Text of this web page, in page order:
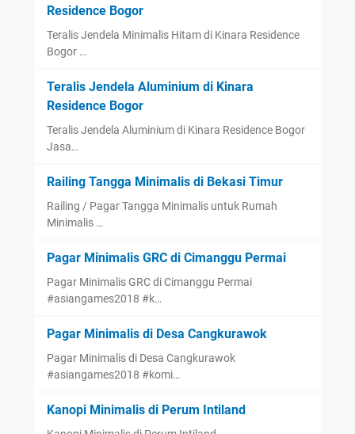
Residence Bogor
Teralis Jendela Minimalis Hitam di Kinara Residence
Bogor …
Teralis Jendela Aluminium di Kinara
Residence Bogor
Teralis Jendela Aluminium di Kinara Residence Bogor
Jasa…
Railing Tangga Minimalis di Bekasi Timur
Railing / Pagar Tangga Minimalis untuk Rumah
Minimalis …
Pagar Minimalis GRC di Cimanggu Permai
Pagar Minimalis GRC di Cimanggu Permai
#asiangames2018 #k…
Pagar Minimalis di Desa Cangkurawok
Pagar Minimalis di Desa Cangkurawok
#asiangames2018 #komi…
Kanopi Minimalis di Perum Intiland